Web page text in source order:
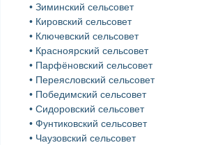
• Зиминский сельсовет
• Кировский сельсовет
• Ключевский сельсовет
• Красноярский сельсовет
• Парфёновский сельсовет
• Переясловский сельсовет
• Победимский сельсовет
• Сидоровский сельсовет
• Фунтиковский сельсовет
• Чаузовский сельсовет